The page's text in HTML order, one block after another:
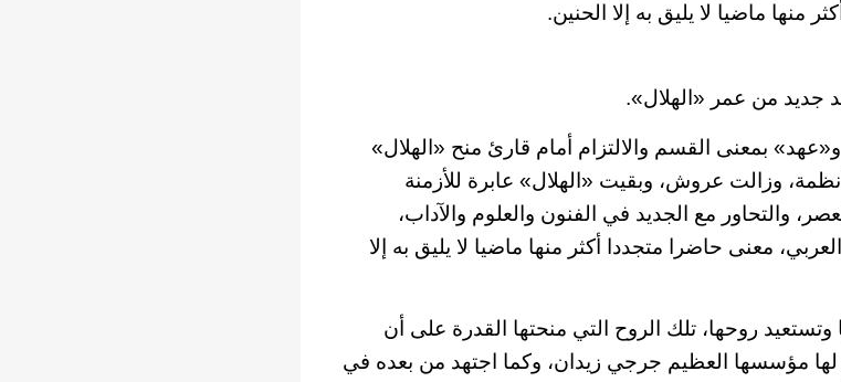
منها ماضيا لا يليق به إلا الحنين.
بمعنى القسم والالتزام أمام قارئ منح «الهلال»
فيها أنظمة، وزالت عروش، وبقيت «الهلال» عابرة للأزمنة
والتحاور مع الجديد في الفنون والعلوم والآداب،
معنى حاضرا متجددا أكثر منها ماضيا لا يليق به إلا
روحها، تلك الروح التي منحتها القدرة على أن
لها مؤسسها العظيم جرجي زيدان، وكما اجتهد من بعده في